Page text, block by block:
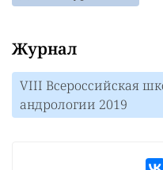
Журнал
VIII Всероссийская
андрологии 2019